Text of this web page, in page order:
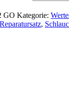
GO Kategorie:
Reparatursatz,